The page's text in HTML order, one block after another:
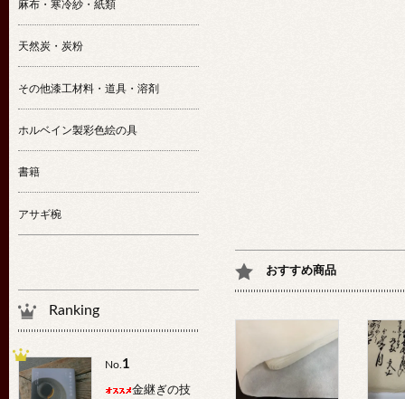
おすすめ商品
麻布・寒冷紗・紙類
天然炭・炭粉
その他漆工材料・道具・溶剤
ホルベイン製彩色絵の具
書籍
アサギ椀
Ranking
No.1
金継ぎの技